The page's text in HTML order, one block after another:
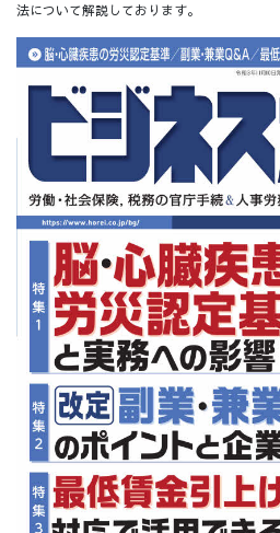
チームインタビュー02
お問い合わせ
法について解説しております。